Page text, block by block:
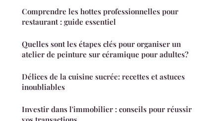
Comprendre les hottes professionnelles pour
restaurant : guide essentiel
Quelles sont les étapes clés pour organiser un
atelier de peinture sur céramique pour adultes?
Délices de la cuisine sucrée: recettes et astuces
inoubliables
Investir dans l'immobilier : conseils pour réussir